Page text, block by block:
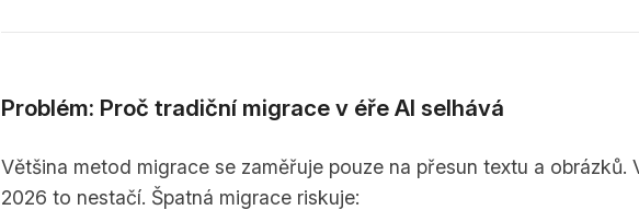
Problém: Proč tradiční migrace v éře AI selhává
Většina metod migrace se zaměřuje pouze na přesun textu a obrázků.
2026 to nestačí. Špatná migrace riskuje: